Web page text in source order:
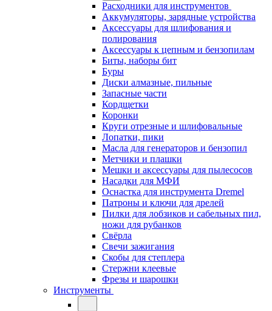
Расходники для инструментов
Аккумуляторы, зарядные устройства
Аксессуары для шлифования и
полирования
Аксессуары к цепным и бензопилам
Биты, наборы бит
Буры
Диски алмазные, пильные
Запасные части
Кордщетки
Коронки
Круги отрезные и шлифовальные
Лопатки, пики
Масла для генераторов и бензопил
Метчики и плашки
Мешки и аксессуары для пылесосов
Насадки для МФИ
Оснастка для инструмента Dremel
Патроны и ключи для дрелей
Пилки для лобзиков и сабельных пил,
ножи для рубанков
Свёрла
Свечи зажигания
Скобы для степлера
Стержни клеевые
Фрезы и шарошки
Инструменты